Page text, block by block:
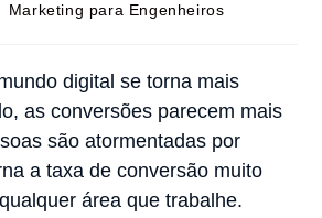
Marketing para Engenheiros
digital se torna mais
as conversões parecem mais
são atormentadas por
a taxa de conversão muito
área que trabalhe.